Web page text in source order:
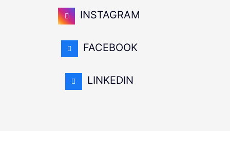
INSTAGRAM
FACEBOOK
LINKEDIN